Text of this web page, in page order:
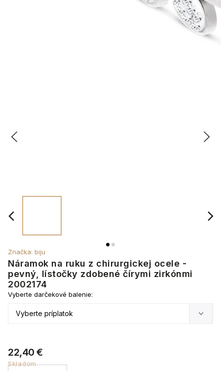
Náramok na ruku z chirurgickej ocele -
pevný, lístočky zdobené čírymi zirkónmi
2002174
Značka: biju
22,40 €
Skladom
Vyberte darčekové balenie: